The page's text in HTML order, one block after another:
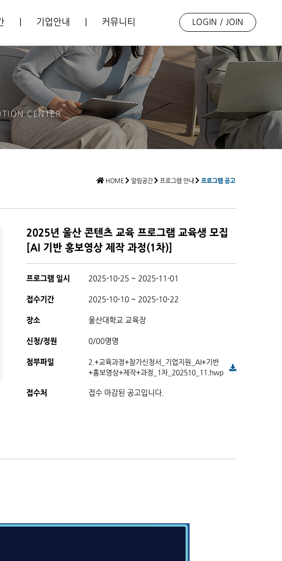
기업안내 커뮤니티
입주기업소개 언론보도
동향자료
포토갤러리
Q&A
LOGIN / JOIN
CENTER
HOME 알림공간 프로그램 안내 프로그램 공고
2025년 울산 콘텐츠 교육 프로그램 교육생 모집
[AI 기반 홍보영상 제작 과정(1차)]
프로그램 일시 2025-10-25 ~ 2025-11-01
접수기간 2025-10-10 ~ 2025-10-22
장소 울산대학교 교육장
신청/정원 0/00명명
첨부파일
2.+교육과정+참가신청서_기업지원_AI+기반
+홍보영상+제작+과정_1차_202510_11.hwp
접수처 접수 마감된 공고입니다.